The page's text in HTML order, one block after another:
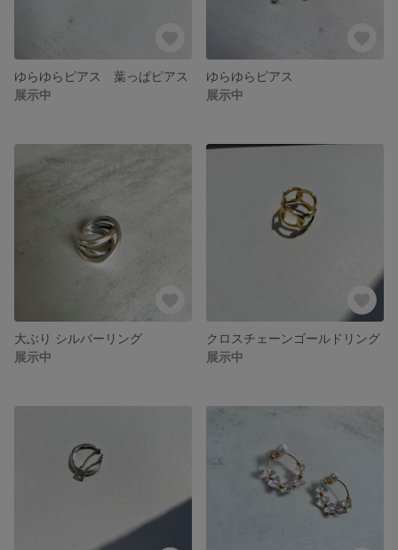
ゆらゆらピアス 葉っぱピアス
展示中
ゆらゆらピアス
展示中
大ぶり シルバーリング
展示中
クロスチェーンゴールドリング
展示中